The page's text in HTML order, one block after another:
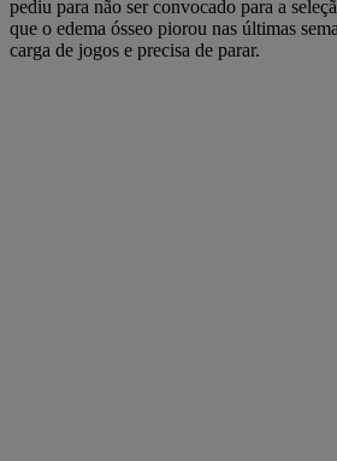
pediu para não ser convocado para a
que o edema ósseo piorou nas últimas
carga de jogos e precisa de parar.